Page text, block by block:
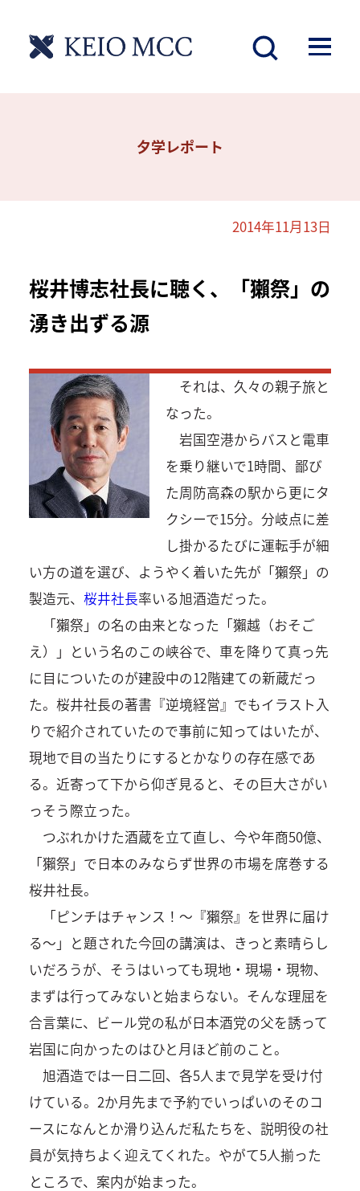
夕学レポート
2014年11月13日
桜井博志社長に聴く、「獺祭」の
湧き出ずる源
それは、久々の親子旅と
なった。
岩国空港からバスと電車
を乗り継いで1時間、鄙び
た周防高森の駅から更にタ
クシーで15分。分岐点に差
し掛かるたびに運転手が細
い方の道を選び、ようやく着いた先が「獺祭」の
製造元、 桜井社長率いる旭酒造だった。
「獺祭」の名の由来となった「獺越（おそご
え）」という名のこの峡谷で、車を降りて真っ先
に目についたのが建設中の12階建ての新蔵だっ
た。桜井社長の著書『逆境経営』でもイラスト入
りで紹介されていたので事前に知ってはいたが、
現地で目の当たりにするとかなりの存在感であ
る。近寄って下から仰ぎ見ると、その巨大さがい
っそう際立った。
つぶれかけた酒蔵を立て直し、今や年商50億、
「獺祭」で日本のみならず世界の市場を席巻する
桜井社長。
「ピンチはチャンス！～『獺祭』を世界に届け
る～」と題された今回の講演は、きっと素晴らし
いだろうが、そうはいっても現地・現場・現物、
まずは行ってみないと始まらない。そんな理屈を
合言葉に、ビール党の私が日本酒党の父を誘って
岩国に向かったのはひと月ほど前のこと。
旭酒造では一日二回、各5人まで見学を受け付
けている。2か月先まで予約でいっぱいのそのコ
ースになんとか滑り込んだ私たちを、説明役の社
員が気持ちよく迎えてくれた。やがて5人揃った
ところで、案内が始まった。